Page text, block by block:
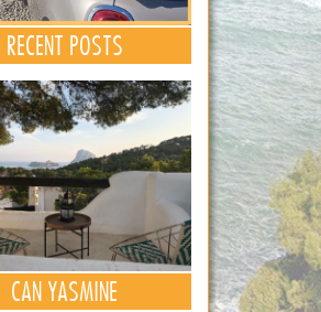
RECENT POSTS
CAN YASMINE